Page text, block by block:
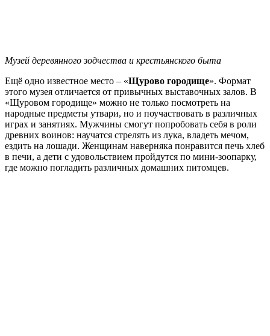
Музей деревянного зодчества и крестьянского быта
Ещё одно известное место – «Щурово городище». Формат
этого музея отличается от привычных выставочных залов. В
«Щуровом городище» можно не только посмотреть на
народные предметы утвари, но и поучаствовать в различных
играх и занятиях. Мужчины смогут попробовать себя в роли
древних воинов: научатся стрелять из лука, владеть мечом,
ездить на лошади. Женщинам наверняка понравится печь хлеб
в печи, а дети с удовольствием пройдутся по мини-зоопарку,
где можно погладить различных домашних питомцев.